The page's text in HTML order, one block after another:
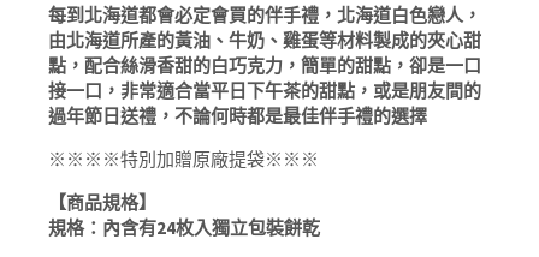
過
節
送
禮
北
道
白
色
每到北海道都會必定會買的伴手禮，北海道白色戀人，
由北海道所產的黃油、牛奶、雞蛋等材料製成的夾心甜
點，配合絲滑香甜的白巧克力，簡單的甜點，卻是一口
接一口，非常適合當平日下午茶的甜點，或是朋友間的
過年節日送禮，不論何時都是最佳伴手禮的選擇
※※※※特別加贈原廠提袋※※※
【商品規格】
規格：內含有24枚入獨立包裝餅乾